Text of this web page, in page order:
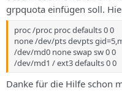
m
a
s
m
grpquota einfügen soll.
proc /proc proc defaults 0 0
none /dev/pts devpts
/dev/md0 none swap sw 0 0
/dev/md1 / ext3 defaults 0 0
Danke für die Hilfe schon